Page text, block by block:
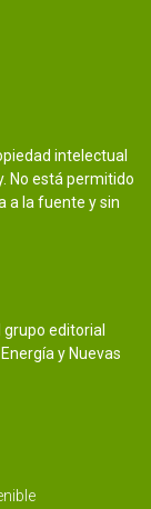
intelectual
No está permitido
a la fuente y sin
grupo editorial
y Nuevas